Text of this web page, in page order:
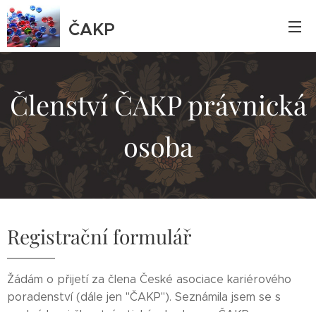
ČAKP
Členství ČAKP právnická
osoba
Registrační formulář
Žádám o přijetí za člena České asociace kariérového
poradenství (dále jen "ČAKP"). Seznámila jsem se s